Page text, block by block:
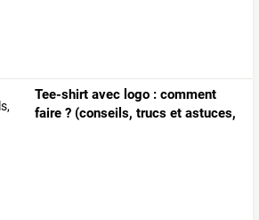
Tee-shirt avec logo : comment
faire ? (conseils, trucs et astuces,